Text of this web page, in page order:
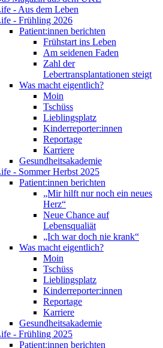
- Aus dem Leben
- Frühling 2026
Patient:innen berichten
Frühstart ins Leben
Am seidenen Faden
Zahl der
Lebertransplantationen steigt
Was macht eigentlich?
Moin
Tschüss
Lieblingsplatz
Kinderreporter:innen
Reportage
Karriere
Gesundheitsakademie
- Sommer Herbst 2025
Patient:innen berichten
„Mir hilft nur noch ein neues
Herz“
Neue Chance auf
Lebensqualiät
„Ich war doch nie krank“
Was macht eigentlich?
Moin
Tschüss
Lieblingsplatz
Kinderreporter:innen
Reportage
Karriere
Gesundheitsakademie
- Frühling 2025
Patient:innen berichten